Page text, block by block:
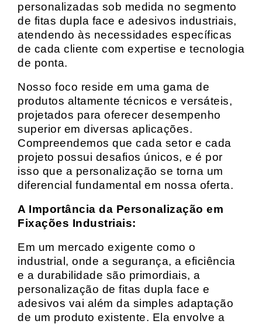
personalizadas sob medida no segmento
de fitas dupla face e adesivos industriais,
atendendo às necessidades específicas
de cada cliente com expertise e tecnologia
de ponta.
Nosso foco reside em uma gama de
produtos altamente técnicos e versáteis,
projetados para oferecer desempenho
superior em diversas aplicações.
Compreendemos que cada setor e cada
projeto possui desafios únicos, e é por
isso que a personalização se torna um
diferencial fundamental em nossa oferta.
A Importância da Personalização em
Fixações Industriais:
Em um mercado exigente como o
industrial, onde a segurança, a eficiência
e a durabilidade são primordiais, a
personalização de fitas dupla face e
adesivos vai além da simples adaptação
de um produto existente. Ela envolve a